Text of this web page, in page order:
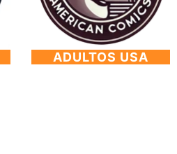
ADULTOS USA